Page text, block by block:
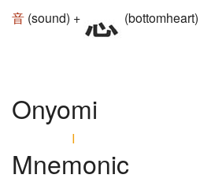
音 (sound) +
(bottomheart)
Onyomi
I
Mnemonic